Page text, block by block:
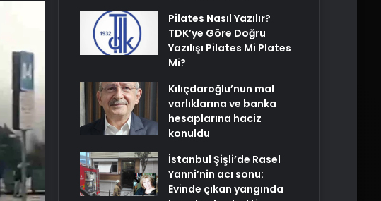
Pilates Nasıl Yazılır?
TDK’ye Göre Doğru
Yazılışı Pilates Mi Plates
Mi?
Kılıçdaroğlu’nun mal
varlıklarına ve banka
hesaplarına haciz
konuldu
İstanbul Şişli’de Rasel
Yanni’nin acı sonu:
Evinde çıkan yangında